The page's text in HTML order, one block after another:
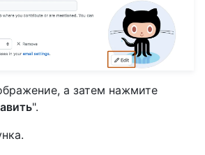
а затем нажмите
".